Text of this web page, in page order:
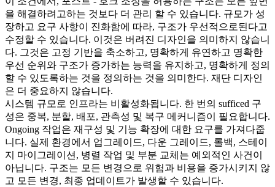
을 해결하려고하는 것보다 더 관리 할 수 있습니다. 규모가 성
장하고 요구 사항이 진화함에 따라, 구조가 우선적으로된다고
수정할 수 있습니다. 이것은 버려진 디자인을 의미하지 않습니
다. 그것은 고정 기반을 축소하고, 명확하게 유연하고 명확한
우선 순위와 구조가 증가하는 능력을 유지하고, 명확하게 정의
할 수 있도록하는 것을 정의하는 것을 의미한다. 재단 디자인
은 더 중요하지 않습니다.
시스템 규모로 인프라는 비활성화됩니다. 한 번의 sufficed 구
성은 중복, 분할, 배포, 관측성 및 복구 메커니즘이 필요합니다.
Ongoing 작업은 재구성 및 기능 확장에 대한 요구를 가져다줍
니다. 실제 환경에서 업그레이드, 다운 그레이드, 롤백, 스테이
지 마이그레이션, 병렬 작업 및 부분 교체는 예외적인 사건이
아닙니다. 구조는 모든 변경으로 위험과 비용을 증가시키지 않
고 모든 변경, 최종 업데이트가 발생할 수 있습니다.